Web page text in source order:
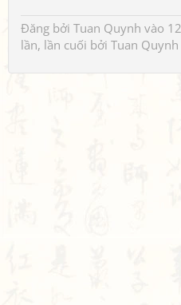
Đăng bởi Tuan Quynh vào
lần, lần cuối bởi Tuan Quynh